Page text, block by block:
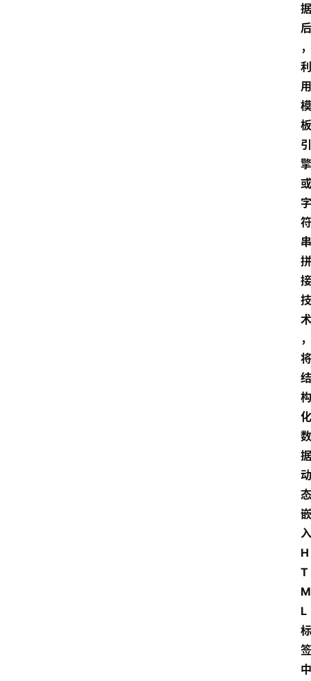
据
后
，
利
用
模
板
引
擎
或
字
符
串
拼
接
技
术
，
将
结
构
化
数
据
动
态
嵌
入
H
T
M
L
标
签
中